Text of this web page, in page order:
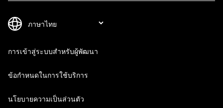
การเข้าสู่ระบบสำหรับผู้พัฒนา
ข้อกำหนดในการใช้บริการ
นโยบายความเป็นส่วนตัว